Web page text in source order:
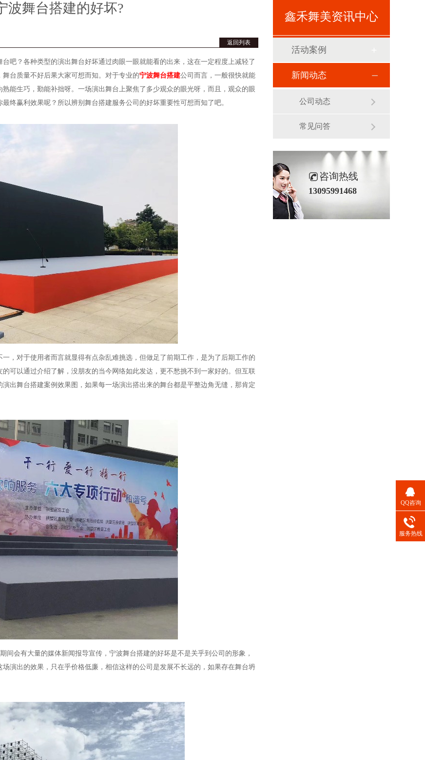
波舞台搭建的好坏?
返回列表
吧？各种类型的演出舞台好坏通过肉眼一眼就能看的出来，这在一定程度上减轻了
台质量不好后果大家可想而知。对于专业的宁波舞台搭建公司而言，一般很快就能
能生巧，勤能补拙呀。一场演出舞台上聚焦了多少观众的眼光呀，而且，观众的眼
终赢利效果呢？所以辨别舞台搭建服务公司的好坏重要性可想而知了吧。
，对于使用者而言就显得有点杂乱难挑选，但做足了前期工作，是为了后期工作的
可以通过介绍了解，没朋友的当今网络如此发达，更不愁挑不到一家好的。但互联
出舞台搭建案例效果图，如果每一场演出搭出来的舞台都是平整边角无缝，那肯定
间会有大量的媒体新闻报导宣传，宁波舞台搭建的好坏是不是关乎到公司的形象，
演出的效果，只在乎价格低廉，相信这样的公司是发展不长远的，如果存在舞台坍
鑫禾舞美资讯中心
活动案例
新闻动态
公司动态
常见问答
咨询热线
13095991468
QQ咨询
服务热线